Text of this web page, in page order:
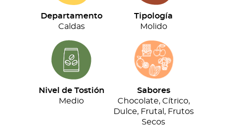
c/u)
cantidad
Departamento
Caldas
Tipología
Molido
Nivel de Tostión
Medio
Sabores
Chocolate, Cítrico,
Dulce, Frutal, Frutos
Secos